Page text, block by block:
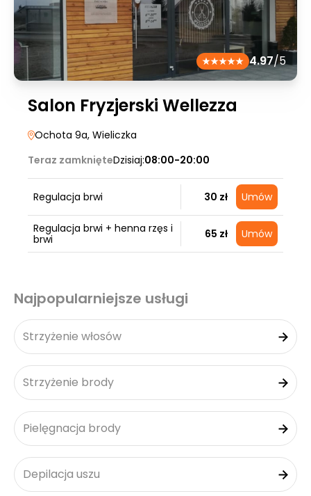
4.97/5
Salon Fryzjerski Wellezza
Ochota 9a, Wieliczka
Teraz zamknięteDzisiaj:08:00-20:00
Regulacja brwi 30 zł Umów
Regulacja brwi + henna rzęs i
brwi
65 zł Umów
Najpopularniejsze usługi
Strzyżenie włosów
Strzyżenie brody
Pielęgnacja brody
Depilacja uszu